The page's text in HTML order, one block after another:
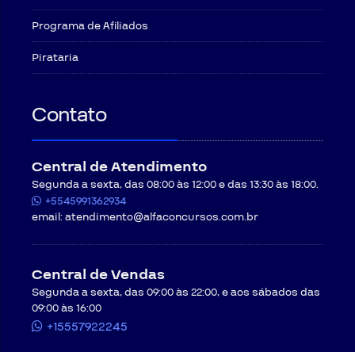
Programa de Afiliados
Pirataria
Contato
Central de Atendimento
Segunda a sexta, das 08:00 às 12:00 e das 13:30 às 18:00.
+5545991362934
email:atendimento@alfaconcursos.com.br
Central de Vendas
Segunda a sexta, das 09:00 às 22:00, e aos sábados das
09:00 às 16:00
+15557922245